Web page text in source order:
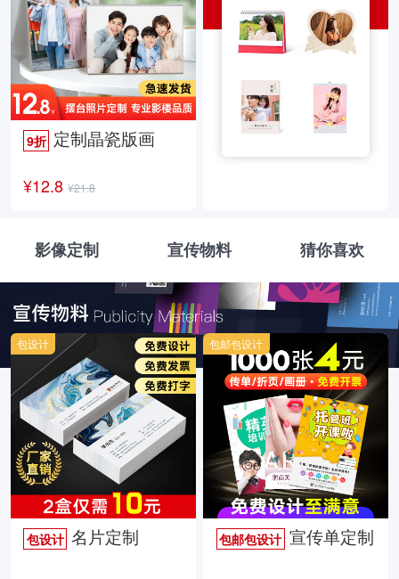
9折 定制晶瓷版画
¥12.8 ¥21.8
影像定制 宣传物料 猜你喜欢
包设计 名片定制
包设计
包邮包设计宣传单定制
包邮包设计